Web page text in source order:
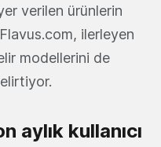
verilen ürünlerin
ilerleyen
modellerini de
aylık kullanıcı